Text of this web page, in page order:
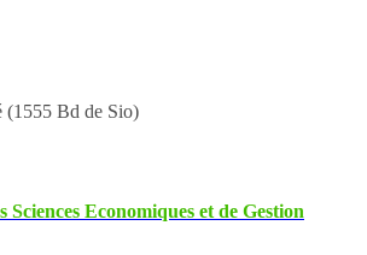
(1555 Bd de Sio)
Sciences Economiques et de Gestion